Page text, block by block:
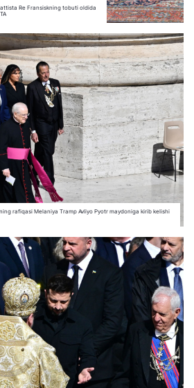
Re Fransiskning tobuti oldida
rafiqasi Melaniya Tramp Avliyo Pyotr maydoniga kirib kelishi